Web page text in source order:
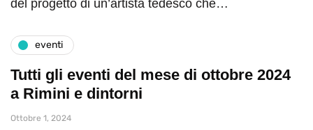
del progetto di un’artista tedesco che…
eventi
Tutti gli eventi del mese di ottobre 2024
a Rimini e dintorni
Ottobre 1, 2024